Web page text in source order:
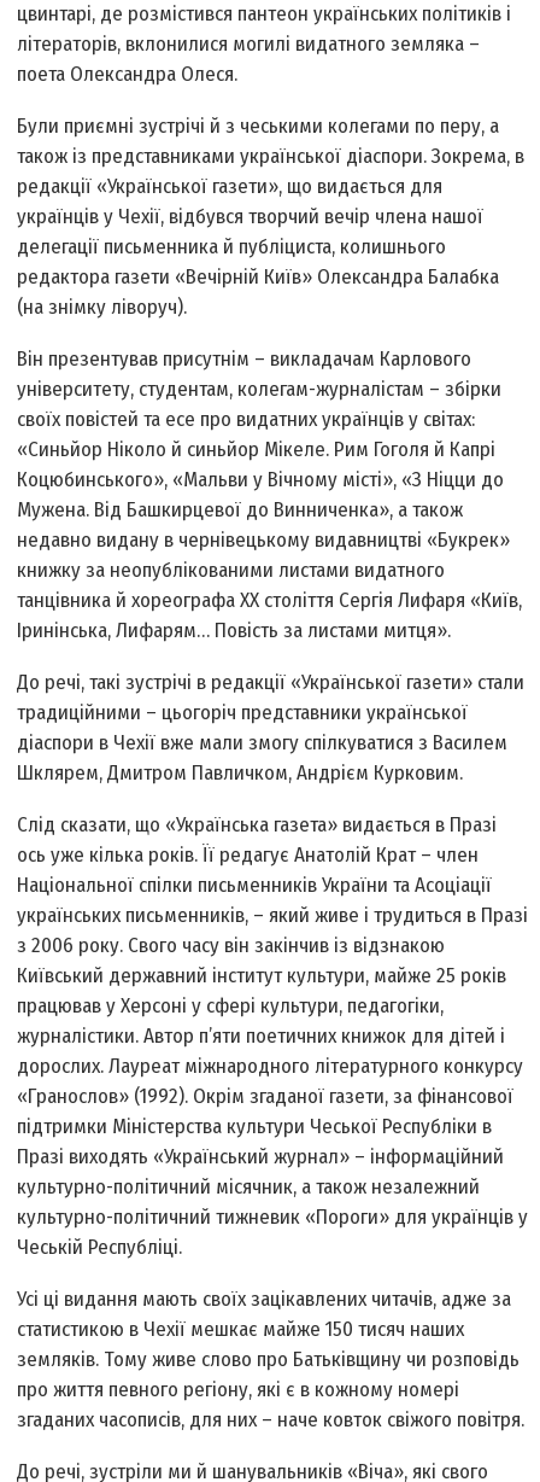
цвинтарі, де розмістився пантеон українських політиків і
літераторів, вклонилися могилі видатного земляка –
поета Олександра Олеся.
Були приємні зустрічі й з чеськими колегами по перу, а
також із представниками української діаспори. Зокрема, в
редакції «Української газети», що видається для
українців у Чехії, відбувся творчий вечір члена нашої
делегації письменника й публіциста, колишнього
редактора газети «Вечірній Київ» Олександра Балабка
(на знімку ліворуч).
Він презентував присутнім – викладачам Карлового
університету, студентам, колегам-журналістам – збірки
своїх повістей та есе про видатних українців у світах:
«Синьйор Ніколо й синьйор Мікеле. Рим Гоголя й Капрі
Коцюбинського», «Мальви у Вічному місті», «З Ніцци до
Мужена. Від Башкирцевої до Винниченка», а також
недавно видану в чернівецькому видавництві «Букрек»
книжку за неопублікованими листами видатного
танцівника й хореографа ХХ століття Сергія Лифаря «Київ,
Іринінська, Лифарям… Повість за листами митця».
До речі, такі зустрічі в редакції «Української газети» стали
традиційними – цьогоріч представники української
діаспори в Чехії вже мали змогу спілкуватися з Василем
Шклярем, Дмитром Павличком, Андрієм Курковим.
Слід сказати, що «Українська газета» видається в Празі
ось уже кілька років. Її редагує Анатолій Крат – член
Національної спілки письменників України та Асоціації
українських письменників, – який живе і трудиться в Празі
з 2006 року. Свого часу він закінчив із відзнакою
Київський державний інститут культури, майже 25 років
працював у Херсоні у сфері культури, педагогіки,
журналістики. Автор п’яти поетичних книжок для дітей і
дорослих. Лауреат міжнародного літературного конкурсу
«Гранослов» (1992). Окрім згаданої газети, за фінансової
підтримки Міністерства культури Чеської Республіки в
Празі виходять «Український журнал» – інформаційний
культурно-політичний місячник, а також незалежний
культурно-політичний тижневик «Пороги» для українців у
Чеській Республіці.
Усі ці видання мають своїх зацікавлених читачів, адже за
статистикою в Чехії мешкає майже 150 тисяч наших
земляків. Тому живе слово про Батьківщину чи розповідь
про життя певного регіону, які є в кожному номері
згаданих часописів, для них – наче ковток свіжого повітря.
До речі, зустріли ми й шанувальників «Віча», які свого